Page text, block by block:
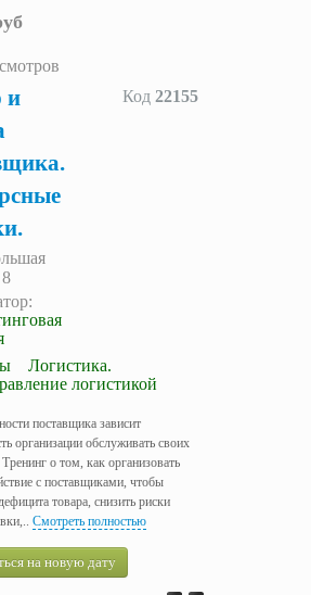
Код 22155
и
Логистика.
логистикой
поставщика зависит
организации обслуживать своих
о том, как организовать
с поставщиками, чтобы
товара, снизить риски
.. Смотреть полностью
на новую дату